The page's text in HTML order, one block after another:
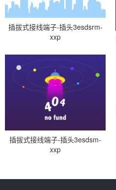
插拔式接线端子-插头3esdsrm-
xxp
插拔式接线端子-插头3esdsm-
xxp